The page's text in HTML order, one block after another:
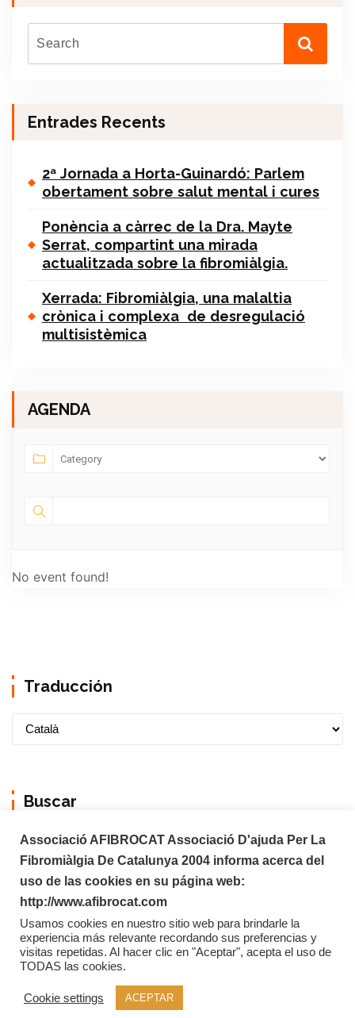
Entrades Recents
2ª Jornada a Horta-Guinardó: Parlem
obertament sobre salut mental i cures
Ponència a càrrec de la Dra. Mayte
Serrat, compartint una mirada
actualitzada sobre la fibromiàlgia.
Xerrada: Fibromiàlgia, una malaltia
crònica i complexa de desregulació
multisistèmica
AGENDA
No event found!
Traducción
Buscar
Copyright © 2026 Afibrocat
Associació AFIBROCAT Associació D'ajuda Per La
Fibromiàlgia De Catalunya 2004 informa acerca del
uso de las cookies en su página web:
http://www.afibrocat.com
Usamos cookies en nuestro sitio web para brindarle la
experiencia más relevante recordando sus preferencias y
visitas repetidas. Al hacer clic en "Aceptar", acepta el uso de
TODAS las cookies.
Cookie settings ACEPTAR